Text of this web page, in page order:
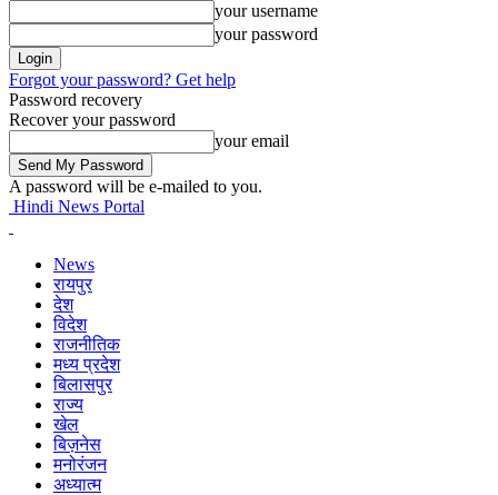
your username
your password
Forgot your password? Get help
Password recovery
Recover your password
your email
A password will be e-mailed to you.
Hindi News Portal
News
रायपुर
देश
विदेश
राजनीतिक
मध्य प्रदेश
बिलासपुर
राज्य
खेल
बिज़नेस
मनोरंजन
अध्यात्म